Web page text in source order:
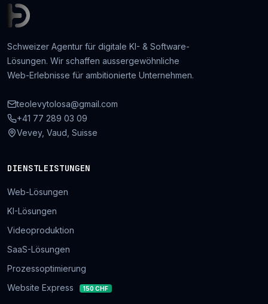
Schweizer Agentur für digitale KI- & Software-
Lösungen. Wir schaffen aussergewöhnliche
Web-Erlebnisse für ambitionierte Unternehmen.
teolevytolosa@gmail.com
+41 77 289 03 09
Vevey, Vaud, Suisse
DIENSTLEISTUNGEN
Web-Lösungen
KI-Lösungen
Videoproduktion
SaaS-Lösungen
Prozessoptimierung
Website Express
150 CHF